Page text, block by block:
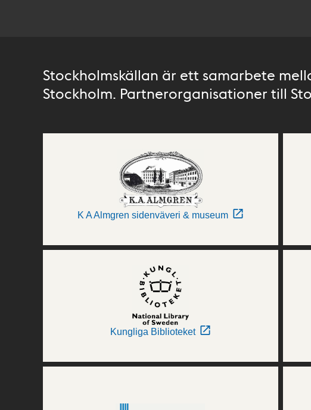
Stockholmskällan är ett samarbete
Stockholm. Partnerorganisationer till
K A Almgren sidenväveri & museum
Kungliga Biblioteket